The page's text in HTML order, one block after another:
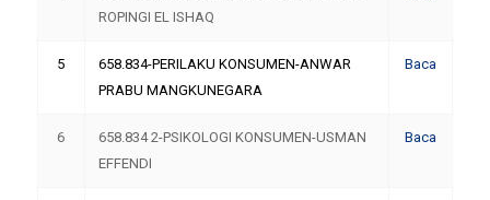
ROPINGI EL ISHAQ
5
658.834-PERILAKU KONSUMEN-ANWAR
PRABU MANGKUNEGARA
Baca
6
658.834 2-PSIKOLOGI KONSUMEN-USMAN
EFFENDI
Baca